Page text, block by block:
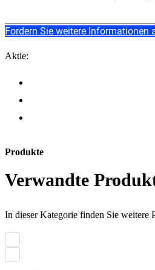
Fordern Sie weitere Informationen
Aktie:
Produkte
Verwandte
In dieser Kategorie finden Sie weitere